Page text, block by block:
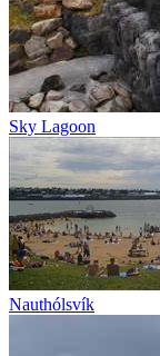
Sky Lagoon
Nauthólsvík